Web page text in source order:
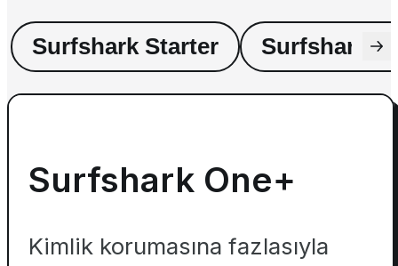
Surfshark Starter Surfshark
Surfshark One+
Kimlik korumasına fazlasıyla